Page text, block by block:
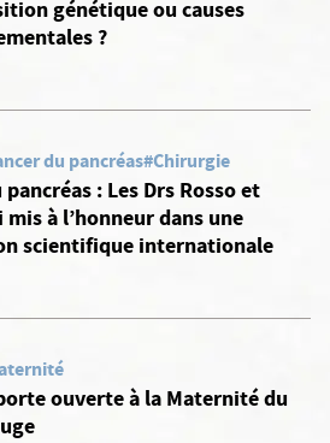
génétique ou causes
?
du pancréas#Chirurgie
pancréas : Les Drs Rosso et
à l’honneur dans une
scientifique internationale
ouverte à la Maternité du